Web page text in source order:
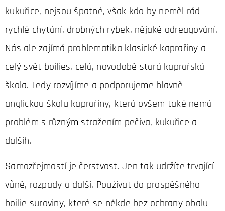
kukuřice, nejsou špatné, však kdo by neměl rád
rychlé chytání, drobných rybek, nějaké odreagování.
Nás ale zajímá problematika klasické kaprařiny a
celý svět boilies, celá, novodobě stará kaprařská
škola. Tedy rozvíjíme a podporujeme hlavně
anglickou školu kaprařiny, která ovšem také nemá
problém s různým stražením pečiva, kukuřice a
dalšíh.
Samozřejmostí je čerstvost. Jen tak udržíte trvající
vůně, rozpady a další. Používat do prospěšného
boilie suroviny, které se někde bez ochrany obalu